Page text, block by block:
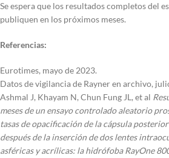
Se espera que los resultados completos del
publiquen en los próximos meses.
Referencias:
Eurotimes, mayo de 2023.
Datos de vigilancia de Rayner en archivo,
Ashmal J, Khayam N, Chun Fung JL, et al
meses de un ensayo controlado aleatorio
tasas de opacificación de la cápsula
después de la inserción de dos lentes
asféricas y acrílicas: la hidrófoba RayOne